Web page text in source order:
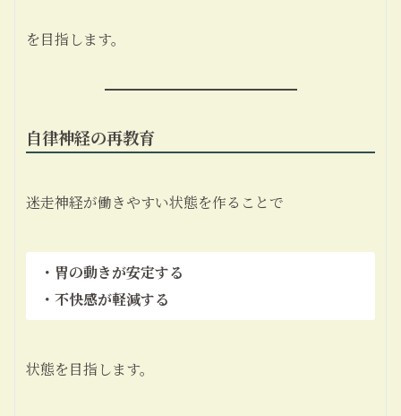
を目指します。
自律神経の再教育
迷走神経が働きやすい状態を作ることで
・胃の動きが安定する
・不快感が軽減する
状態を目指します。